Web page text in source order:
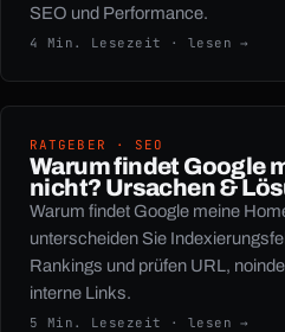
E-MAIL
SEO und Performance.
4 Min. Lesezeit · lesen →
RATGEBER · SEO
Warum findet Google
nicht? Ursachen &
Warum findet Google meine
unterscheiden Sie
Rankings und prüfen URL,
interne Links.
5 Min. Lesezeit · lesen →